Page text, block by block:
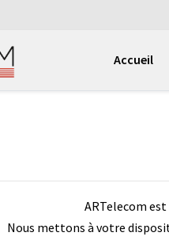
Accueil
ARTelecom
Nous mettons à votre